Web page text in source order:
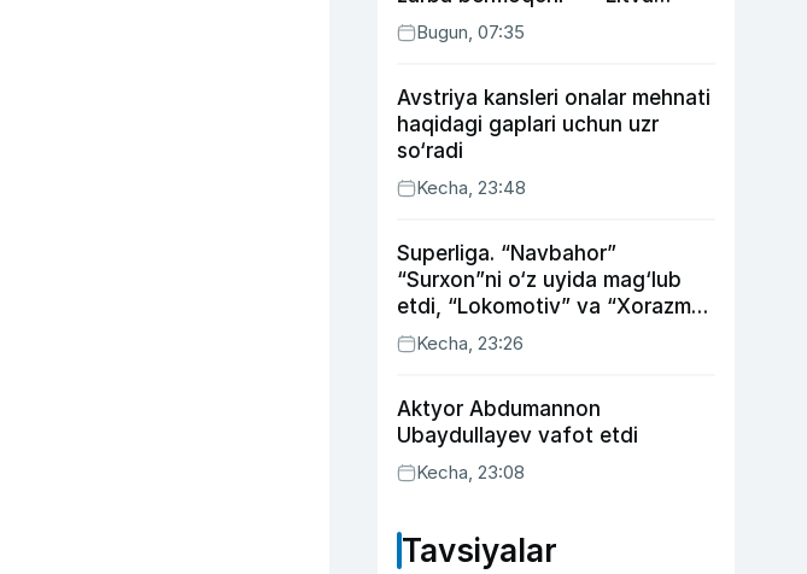
mudofaa vaziri
Bugun, 07:35
Avstriya kansleri onalar mehnati
haqidagi gaplari uchun uzr
so‘radi
Kecha, 23:48
Superliga. “Navbahor”
“Surxon”ni o‘z uyida mag‘lub
etdi, “Lokomotiv” va “Xorazm”
uyda g‘alaba qozondi
Kecha, 23:26
Aktyor Abdu­mannon
Ubaydullayev vafot etdi
Kecha, 23:08
Tavsiyalar